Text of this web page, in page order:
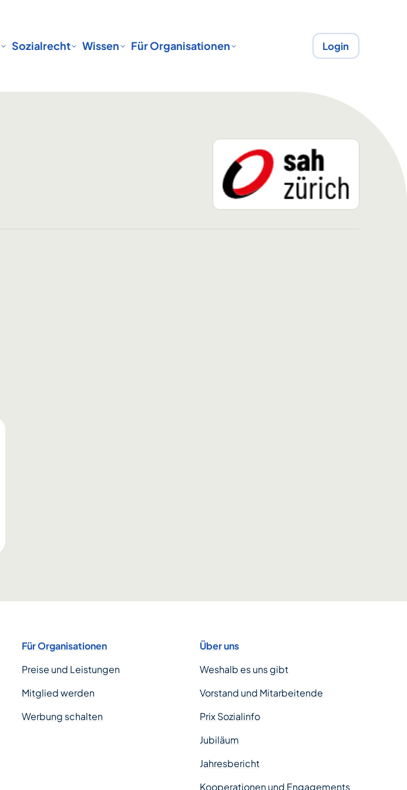
Sozialrecht Wissen Für Organisationen Login
Für Organisationen
Preise und Leistungen
Mitglied werden
Werbung schalten
Über uns
Weshalb es uns gibt
Vorstand und Mitarbeitende
Prix Sozialinfo
Jubiläum
Jahresbericht
Kooperationen und Engagements